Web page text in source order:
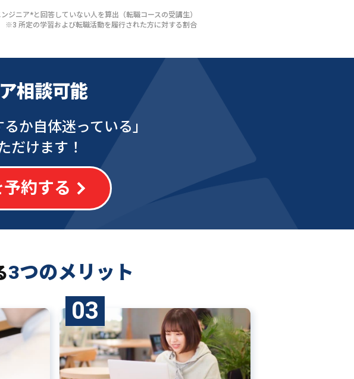
ニア*と回答していない人を算出（転職コースの受講生）
所定の学習および転職活動を履行された方に対する割合
相談可能
るか自体迷っている」
だけます！
約する
3つのメリット
03